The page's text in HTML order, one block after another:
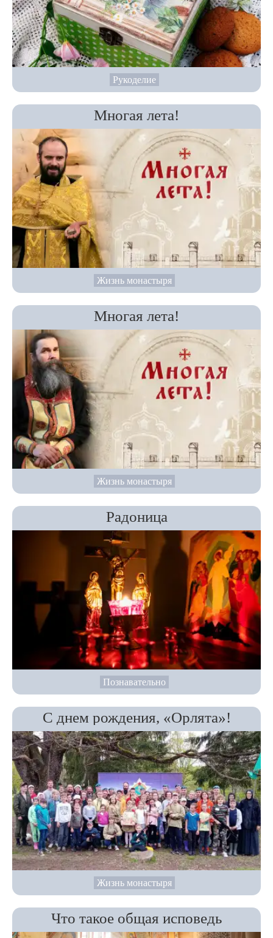
Рукоделие
Многая лета!
Жизнь монастыря
Многая лета!
Жизнь монастыря
Радоница
Познавательно
С днем рождения, «Орлята»!
Жизнь монастыря
Что такое общая исповедь